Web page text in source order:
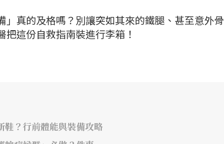
真的及格嗎？別讓突如其來的鐵腿、甚至意外骨
這份自救指南裝進行李箱！
鞋？行前體能與裝備攻略